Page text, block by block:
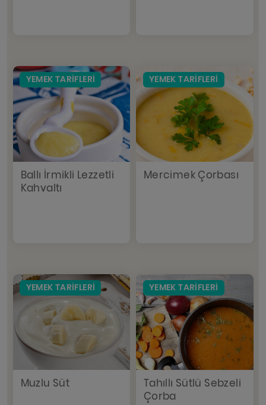
Ballı İrmikli Lezzetli
Kahvaltı
YEMEK TARIFLERI
Mercimek Çorbası
YEMEK TARIFLERI
Muzlu Süt
YEMEK TARIFLERI
Tahıllı Sütlü Sebzeli
Çorba
YEMEK TARIFLERI